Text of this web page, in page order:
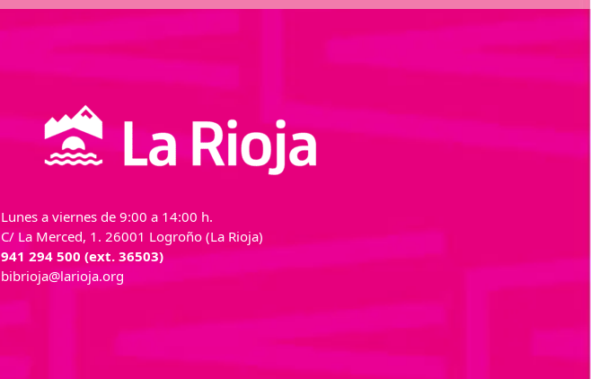
Lunes a viernes de 9:00 a 14:00 h.
C/ La Merced, 1. 26001 Logroño (La Rioja)
941 294 500 (ext. 36503)
bibrioja@larioja.org